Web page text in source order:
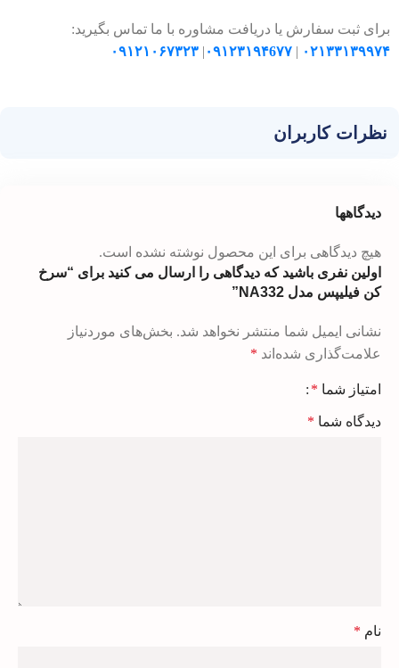
برای ثبت سفارش یا دریافت مشاوره با ما تماس بگیرید:
۰۲۱۳۳۱۳۹۹۷۴ | ۰۹۱۲۳۱۹۴6۷۷ | ۰۹۱۲۱۰۶۷۳۲۳
نظرات کاربران
دیدگاهها
هیچ دیدگاهی برای این محصول نوشته نشده است.
اولین نفری باشید که دیدگاهی را ارسال می کنید برای “سرخ
کن فیلیپس مدل NA332”
نشانی ایمیل شما منتشر نخواهد شد. بخش‌های موردنیاز
علامت‌گذاری شده‌اند *
امتیاز شما *
دیدگاه شما *
نام *